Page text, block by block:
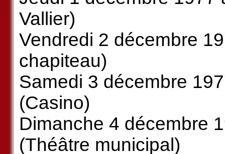
Vallier)
Vendredi 2 décembre
chapiteau)
Samedi 3 décembre
(Casino)
Dimanche 4 décembre
(Théâtre municipal)